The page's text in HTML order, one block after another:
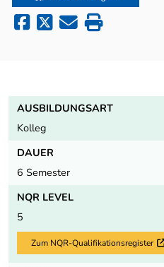
AUSBILDUNGSART
Kolleg
DAUER
6 Semester
NQR LEVEL
5
Zum NQR-Qualifikationsregister